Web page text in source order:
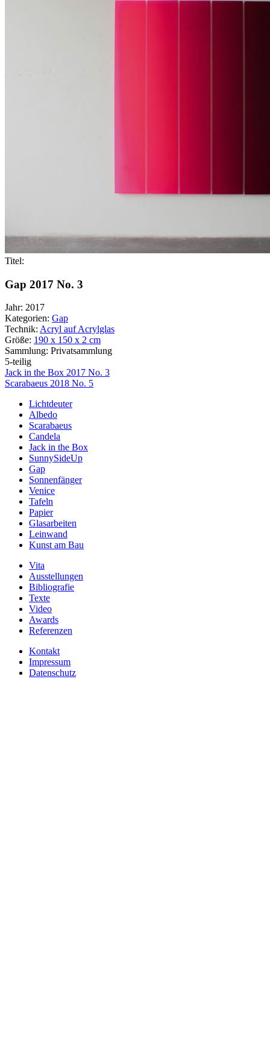
Titel:
Gap 2017 No. 3
Jahr: 2017
Kategorien: Gap
Technik: Acryl auf Acrylglas
Größe: 190 x 150 x 2 cm
Sammlung: Privatsammlung
5-teilig
Beitragsnavigation
Jack in the Box 2017 No. 3
Scarabaeus 2018 No. 5
Lichtdeuter
Albedo
Scarabaeus
Candela
Jack in the Box
SunnySideUp
Gap
Sonnenfänger
Venice
Tafeln
Papier
Glasarbeiten
Leinwand
Kunst am Bau
Vita
Ausstellungen
Bibliografie
Texte
Video
Awards
Referenzen
Kontakt
Impressum
Datenschutz